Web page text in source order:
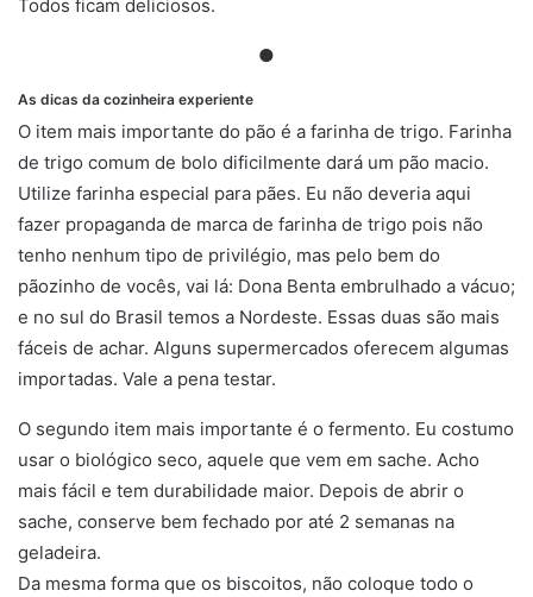
Todos ficam deliciosos.
●
As dicas da cozinheira experiente
O item mais importante do pão é a farinha de trigo. Farinha
de trigo comum de bolo dificilmente dará um pão macio.
Utilize farinha especial para pães. Eu não deveria aqui
fazer propaganda de marca de farinha de trigo pois não
tenho nenhum tipo de privilégio, mas pelo bem do
pãozinho de vocês, vai lá: Dona Benta embrulhado a vácuo;
e no sul do Brasil temos a Nordeste. Essas duas são mais
fáceis de achar. Alguns supermercados oferecem algumas
importadas. Vale a pena testar.
O segundo item mais importante é o fermento. Eu costumo
usar o biológico seco, aquele que vem em sache. Acho
mais fácil e tem durabilidade maior. Depois de abrir o
sache, conserve bem fechado por até 2 semanas na
geladeira.
Da mesma forma que os biscoitos, não coloque todo o